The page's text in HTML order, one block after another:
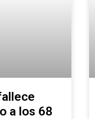
a los 68